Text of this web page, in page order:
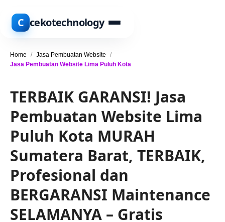
C cekotechnology
Home / Jasa Pembuatan Website
/
Jasa Pembuatan Website Lima Puluh Kota
TERBAIK GARANSI! Jasa
Pembuatan Website Lima
Puluh Kota MURAH
Sumatera Barat, TERBAIK,
Profesional dan
BERGARANSI Maintenance
SELAMANYA – Gratis